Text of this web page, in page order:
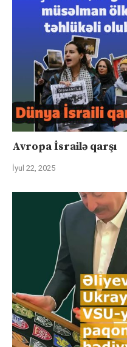
Avropa İsrailə qarşı
İyul 22, 2025